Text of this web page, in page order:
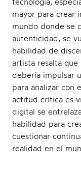
mayor para crear
mundo donde se
autenticidad, se
habilidad de
artista resalta
debería impulsar
para analizar con
actitud crítica es
digital se
habilidad para
cuestionar
realidad en el